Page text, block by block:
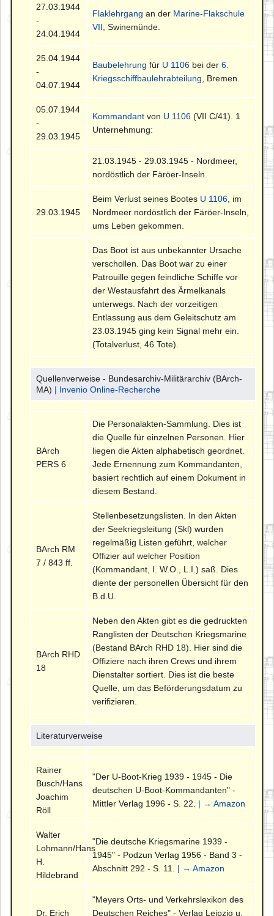
27.03.1944
-
24.04.1944
Flaklehrgang an der Marine-Flakschule
VII , Swinemünde.
25.04.1944
-
04.07.1944
Baubelehrung für U 1106 bei der6.
Kriegsschiffbaulehrabteilung , Bremen.
05.07.1944
-
29.03.1945
Kommandant von U 1106 (VII C/41). 1
Unternehmung:
21.03.1945 - 29.03.1945 - Nordmeer,
nordöstlich der Färöer-Inseln.
29.03.1945
Beim Verlust seines Bootes U 1106 , im
Nordmeer nordöstlich der Färöer-Inseln,
ums Leben gekommen.
Das Boot ist aus unbekannter Ursache
verschollen. Das Boot war zu einer
Patrouille gegen feindliche Schiffe vor
der Westausfahrt des Ärmelkanals
unterwegs. Nach der vorzeitigen
Entlassung aus dem Geleitschutz am
23.03.1945 ging kein Signal mehr ein.
(Totalverlust, 46 Tote).
Quellenverweise - Bundesarchiv-Militärarchiv (BArch-
MA) | Invenio Online-Recherche
BArch
PERS 6
Die Personalakten-Sammlung. Dies ist
die Quelle für einzelnen Personen. Hier
liegen die Akten alphabetisch geordnet.
Jede Ernennung zum Kommandanten,
basiert rechtlich auf einem Dokument in
diesem Bestand.
BArch RM
7 / 843 ff.
Stellenbesetzungslisten. In den Akten
der Seekriegsleitung (Skl) wurden
regelmäßig Listen geführt, welcher
Offizier auf welcher Position
(Kommandant, I. W.O., L.I.) saß. Dies
diente der personellen Übersicht für den
B.d.U.
BArch RHD
18
Neben den Akten gibt es die gedruckten
Ranglisten der Deutschen Kriegsmarine
(Bestand BArch RHD 18). Hier sind die
Offiziere nach ihren Crews und ihrem
Dienstalter sortiert. Dies ist die beste
Quelle, um das Beförderungsdatum zu
verifizieren.
Literaturverweise
Rainer
Busch/Hans
Joachim
Röll
"Der U-Boot-Krieg 1939 - 1945 - Die
deutschen U-Boot-Kommandanten" -
Mittler Verlag 1996 - S. 22. | → Amazon
Walter
Lohmann/Hans
H.
Hildebrand
"Die deutsche Kriegsmarine 1939 -
1945" - Podzun Verlag 1956 - Band 3 -
Abschnitt 292 - S. 11. | → Amazon
Dr. Erich
"Meyers Orts- und Verkehrslexikon des
Deutschen Reiches" - Verlag Leipzig u.